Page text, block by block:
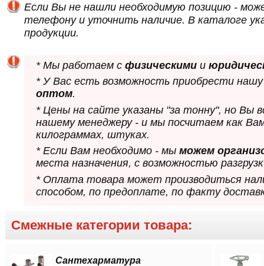
Если Вы не нашли необходимую позицию -
телефону и уточнить наличие. В каталоге
продукции.
* Мы работаем с физическими и
* У Вас есть возможность приобрести
оптом.
* Цены на сайте указаны "за тонну", но Вы
нашему менеджеру - и мы посчитаем как
килограммах, штуках.
* Если Вам необходимо - мы можем
места назначения, с возможностью
* Оплата товара может производиться
способом, по предоплате, по факту
Смежные категории товара:
Сантехарматура